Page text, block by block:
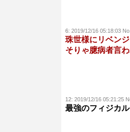
6: 2019/12/16 05:18:03
珠世様にリベン
そりゃ臆病者言
12: 2019/12/16 05:21:25
最強のフィジカ